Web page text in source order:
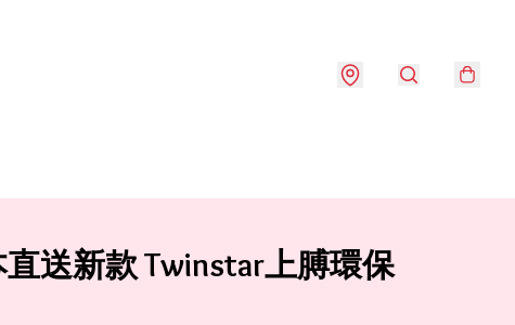
直送新款 Twinstar上膊環保